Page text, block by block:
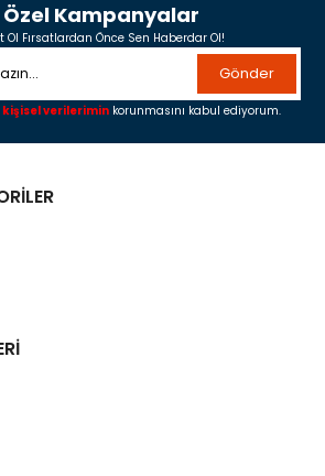
Özel Kampanyalar
Ol Fırsatlardan Önce Sen Haberdar Ol!
Gönder
kişisel verilerimin korunmasını kabul ediyorum.